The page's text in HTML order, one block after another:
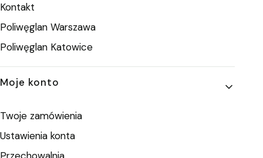
Kontakt
Poliwęglan Warszawa
Poliwęglan Katowice
Moje konto
Twoje zamówienia
Ustawienia konta